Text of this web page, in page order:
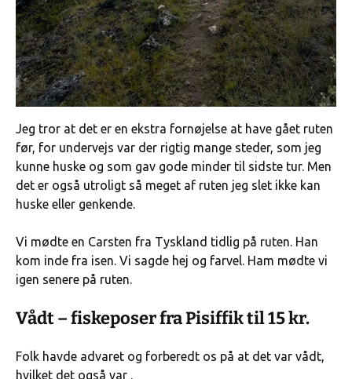
Jeg tror at det er en ekstra fornøjelse at have gået ruten
før, for undervejs var der rigtig mange steder, som jeg
kunne huske og som gav gode minder til sidste tur. Men
det er også utroligt så meget af ruten jeg slet ikke kan
huske eller genkende.
Vi mødte en Carsten fra Tyskland tidlig på ruten. Han
kom inde fra isen. Vi sagde hej og farvel. Ham mødte vi
igen senere på ruten.
Vådt – fiskeposer fra Pisiffik til 15 kr.
Folk havde advaret og forberedt os på at det var vådt,
hvilket det også var .